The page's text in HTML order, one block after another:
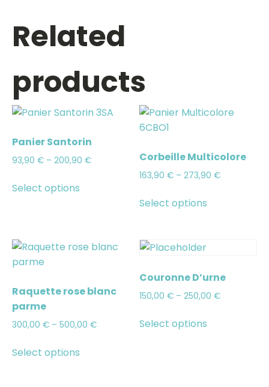
Related
products
Panier Santorin
93,90 € – 200,90 €
Select options
Corbeille Multicolore
163,90€ –273,90€
Select options
Raquette rose blanc
parme
300,00 € – 500,00 €
Select options
Couronne D’urne
150,00€ –250,00€
Select options